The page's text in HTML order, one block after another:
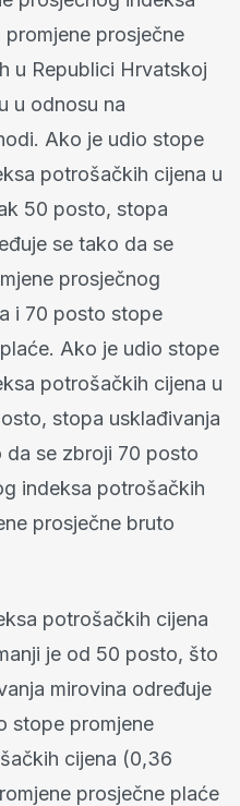
prosječne
u Republici Hrvatskoj
u odnosu na
Ako je udio stope
potrošačkih cijena u
50 posto, stopa
se tako da se
prosječnog
i 70 posto stope
Ako je udio stope
potrošačkih cijena u
stopa usklađivanja
da se zbroji 70 posto
indeksa potrošačkih
prosječne bruto
potrošačkih cijena
je od 50 posto, što
mirovina određuje
stope promjene
cijena (0,36
prosječne plaće